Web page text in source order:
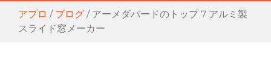
アプロ / ブログ /アーメダバードのトップ 7 アルミ製
スライド窓メーカー